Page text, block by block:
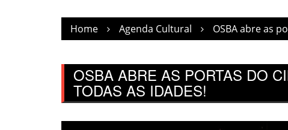
Home Agenda Cultural OSBA abre as
OSBA ABRE AS PORTAS DO
TODAS AS IDADES!